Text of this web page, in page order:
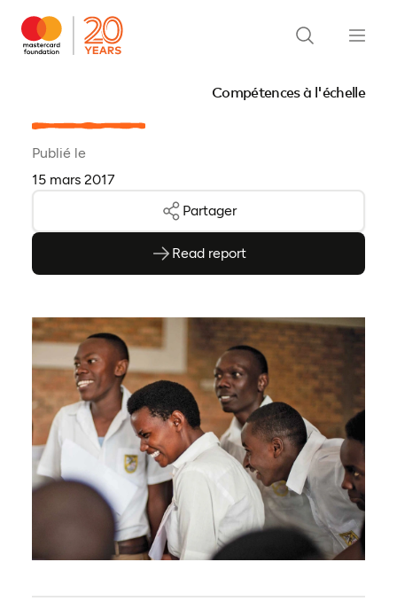
Compétences à l'échelle
Publié le
15 mars 2017
Partager
Read report
(ouvre en PDF)
(ouvre dans un nouvel onglet)